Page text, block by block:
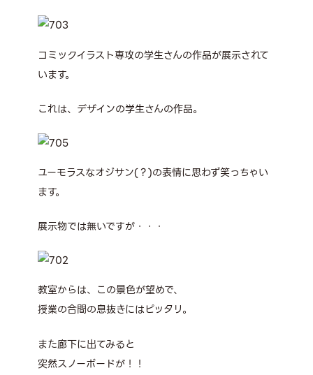
コミックイラスト専攻の学生さんの作品が展示されて
います。
これは、デザインの学生さんの作品。
ユーモラスなオジサン(？)の表情に思わず笑っちゃい
ます。
展示物では無いですが・・・
教室からは、この景色が望めで、
授業の合間の息抜きにはピッタリ。
また廊下に出てみると
突然スノーボードが！！